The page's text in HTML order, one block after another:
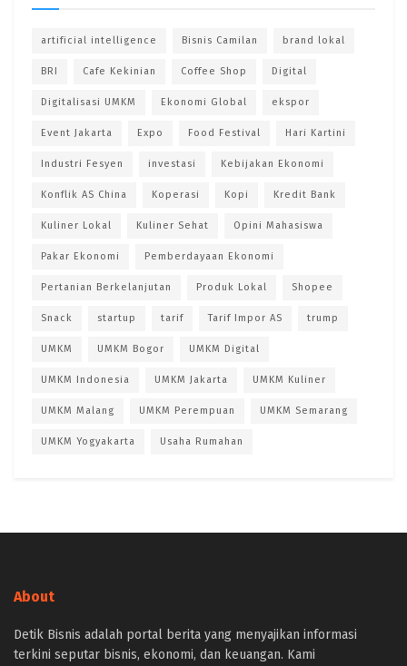
artificial intelligence Bisnis Camilan brand lokal
BRI Cafe Kekinian Coffee Shop Digital
Digitalisasi UMKM Ekonomi Global ekspor
Event Jakarta Expo Food Festival Hari Kartini
Industri Fesyen investasi Kebijakan Ekonomi
Konflik AS China Koperasi Kopi Kredit Bank
Kuliner Lokal Kuliner Sehat Opini Mahasiswa
Pakar Ekonomi Pemberdayaan Ekonomi
Pertanian Berkelanjutan Produk Lokal Shopee
Snack startup tarif Tarif Impor AS trump
UMKM UMKM Bogor UMKM Digital
UMKM Indonesia UMKM Jakarta UMKM Kuliner
UMKM Malang UMKM Perempuan UMKM Semarang
UMKM Yogyakarta Usaha Rumahan
About
Detik Bisnis adalah portal berita yang menyajikan informasi
terkini seputar bisnis, ekonomi, dan keuangan. Kami